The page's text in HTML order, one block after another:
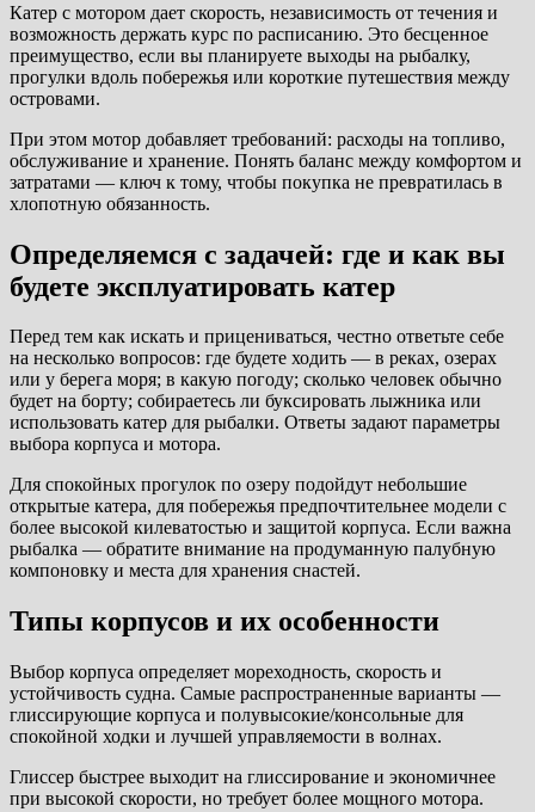
Катер с мотором дает скорость, независимость от течения и
возможность держать курс по расписанию. Это бесценное
преимущество, если вы планируете выходы на рыбалку,
прогулки вдоль побережья или короткие путешествия между
островами.
При этом мотор добавляет требований: расходы на топливо,
обслуживание и хранение. Понять баланс между комфортом и
затратами — ключ к тому, чтобы покупка не превратилась в
хлопотную обязанность.
Определяемся с задачей: где и как вы
будете эксплуатировать катер
Перед тем как искать и прицениваться, честно ответьте себе
на несколько вопросов: где будете ходить — в реках, озерах
или у берега моря; в какую погоду; сколько человек обычно
будет на борту; собираетесь ли буксировать лыжника или
использовать катер для рыбалки. Ответы задают параметры
выбора корпуса и мотора.
Для спокойных прогулок по озеру подойдут небольшие
открытые катера, для побережья предпочтительнее модели с
более высокой килеватостью и защитой корпуса. Если важна
рыбалка — обратите внимание на продуманную палубную
компоновку и места для хранения снастей.
Типы корпусов и их особенности
Выбор корпуса определяет мореходность, скорость и
устойчивость судна. Самые распространенные варианты —
глиссирующие корпуса и полувысокие/консольные для
спокойной ходки и лучшей управляемости в волнах.
Глиссер быстрее выходит на глиссирование и экономичнее
при высокой скорости, но требует более мощного мотора.